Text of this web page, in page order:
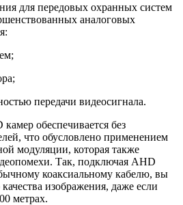
для передовых охранных систем
аналоговых
передачи видеосигнала.
обеспечивается без
что обусловлено применением
модуляции, которая также
Так, подключая AHD
коаксиальному кабелю, вы
изображения, даже если
метрах.